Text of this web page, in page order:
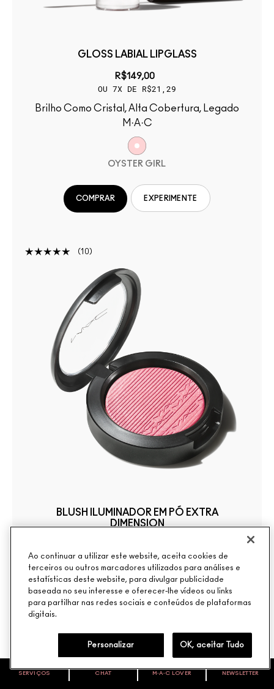
GLOSS LABIAL LIPGLASS
R$149,00
OU 7X DE R$21,29
Brilho Como Cristal, Alta Cobertura, Legado
M·A·C
OYSTER GIRL
COMPRAR EXPERIMENTE
10
BLUSH ILUMINADOR EM PÓ EXTRA
DIMENSION
OU 10X DE R$28,90
Acabamento metálico, Cobertura média
construível, Acabamento aveludado
INTO THE PINK
AVISE-ME EXPERIMENTE
VOCÊ É M·A·C LOVER?
SERVIÇOS CHAT M∙A∙C LOVER NEWSLETTER
Ao continuar a utilizar este website, aceita cookies de
terceiros ou outros marcadores utilizados para análises e
estatísticas deste website, para divulgar publicidade
baseada no seu interesse e oferecer-lhe vídeos ou links
para partilhar nas redes sociais e conteúdos de plataformas
digitais.
Personalizar OK, aceitar Tudo